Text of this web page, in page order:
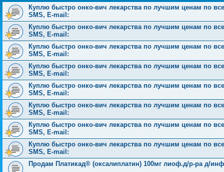
Куплю быстро онко-вич лекарства по лучшим ценам по
SMS, E-mail:
Куплю быстро онко-вич лекарства по лучшим ценам по
SMS, E-mail:
Куплю быстро онко-вич лекарства по лучшим ценам по
SMS, E-mail:
Куплю быстро онко-вич лекарства по лучшим ценам по
SMS, E-mail:
Куплю быстро онко-вич лекарства по лучшим ценам по
SMS, E-mail:
Куплю быстро онко-вич лекарства по лучшим ценам по
SMS, E-mail:
Куплю быстро онко-вич лекарства по лучшим ценам по
SMS, E-mail:
Куплю быстро онко-вич лекарства по лучшим ценам по
SMS, E-mail:
Продам Платикад® (оксалиплатин) 100мг лиоф.д/р-ра д/